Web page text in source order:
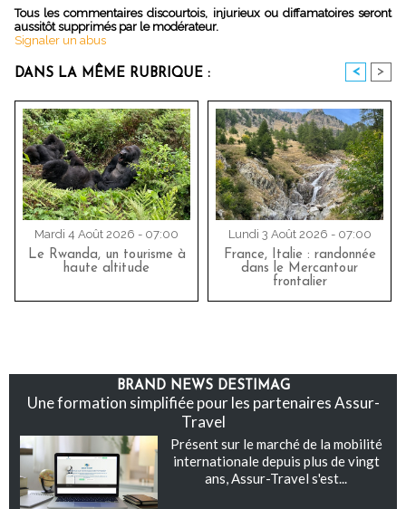
Tous les commentaires discourtois, injurieux ou diffamatoires seront
aussitôt supprimés par le modérateur.
Signaler un abus
DANS LA MÊME RUBRIQUE : < >
Mardi 4 Août 2026 - 07:00
Le Rwanda, un tourisme à
haute altitude
Lundi 3 Août 2026 - 07:00
France, Italie : randonnée
dans le Mercantour
frontalier
BRAND NEWS DESTIMAG
Une formation simplifiée pour les partenaires Assur-
Travel
Présent sur le marché de la mobilité
internationale depuis plus de vingt
ans, Assur-Travel s'est...